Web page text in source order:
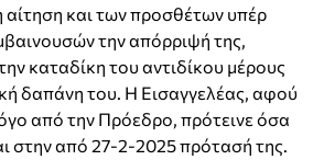
αίτηση και των προσθέτων υπέρ
την απόρριψή της,
καταδίκη του αντιδίκου μέρους
δαπάνη του. Η Εισαγγελέας, αφού
από την Πρόεδρο, πρότεινε όσα
στην από 27-2-2025 πρότασή της.